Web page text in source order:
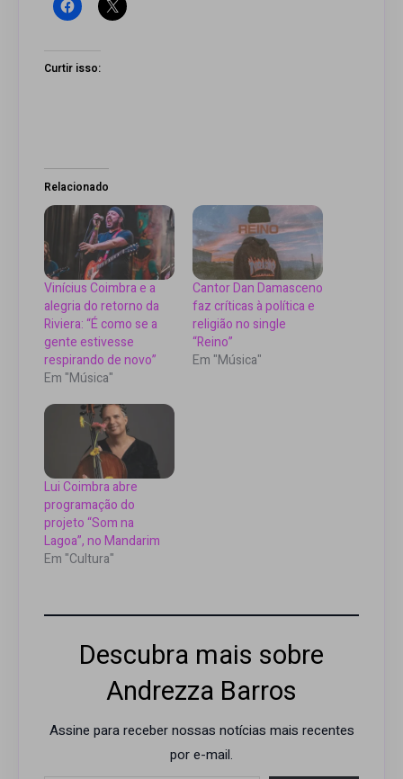
Curtir isso:
Relacionado
Vinícius Coimbra e a
alegria do retorno da
Riviera: “É como se a
gente estivesse
respirando de novo”
Em "Música"
Cantor Dan Damasceno
faz críticas à política e
religião no single
“Reino”
Em "Música"
Lui Coimbra abre
programação do
projeto “Som na
Lagoa”, no Mandarim
Em "Cultura"
Descubra mais sobre
Andrezza Barros
Assine para receber nossas notícias mais recentes
por e-mail.